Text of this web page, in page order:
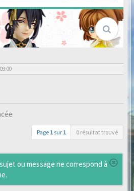
Page 1 sur 1 0 résultat trouvé
ou message ne correspond à